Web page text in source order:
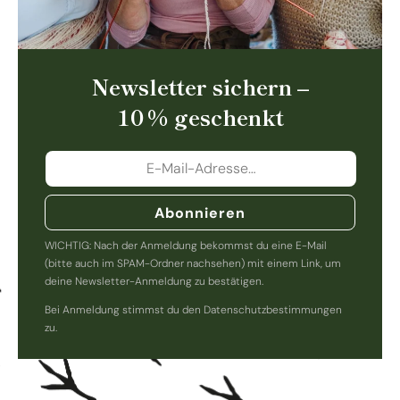
Newsletter sichern –
10 % geschenkt
Abonnieren
WICHTIG: Nach der Anmeldung bekommst du eine E-Mail
(bitte auch im SPAM-Ordner nachsehen) mit einem Link, um
deine Newsletter-Anmeldung zu bestätigen.
Bei Anmeldung stimmst du den Datenschutzbestimmungen
zu.